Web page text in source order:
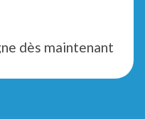
dès maintenant